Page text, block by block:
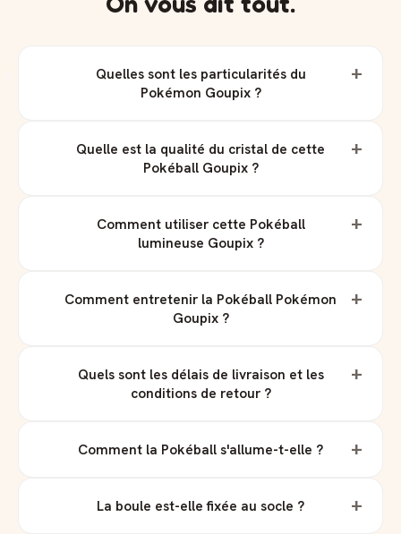
Quelles sont les particularités du
Pokémon Goupix ?
+
Quelle est la qualité du cristal de cette
Pokéball Goupix ?
+
Comment utiliser cette Pokéball
lumineuse Goupix ?
+
Comment entretenir la Pokéball Pokémon
Goupix ?
+
Quels sont les délais de livraison et les
conditions de retour ?
+
Comment la Pokéball s'allume-t-elle ? +
La boule est-elle fixée au socle ? +